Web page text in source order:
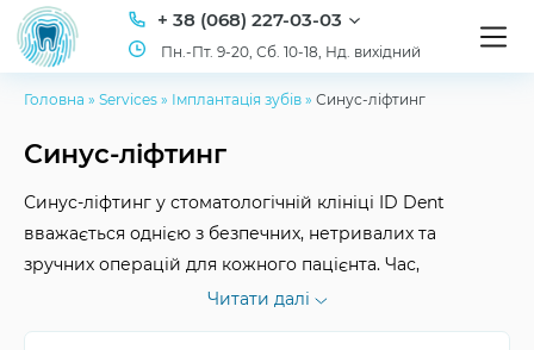
+ 38 (068) 227-03-03
Пн.-Пт. 9-20, Сб. 10-18, Нд. вихідний
Головна » Services » Імплантація зубів » Синус-ліфтинг
Синус-ліфтинг
Синус-ліфтинг у стоматологічній клініці ID Dent
вважається однією з безпечних, нетривалих та
зручних операцій для кожного пацієнта. Час,
проведений у кабінеті нашого стоматолога буде
Читати далі